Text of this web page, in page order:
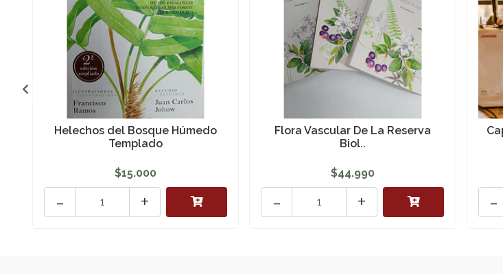
Helechos del Bosque Húmedo
Templado
$15.000
+
-
Flora Vascular De La Reserva
Biol..
$44.990
+
- -